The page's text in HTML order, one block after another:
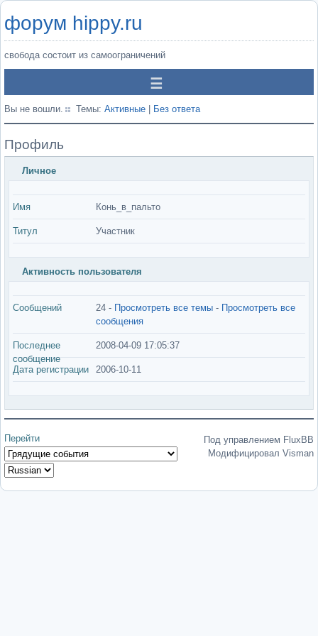
форум hippy.ru
свобода состоит из самоограничений
Вы не вошли. Темы: Активные Без ответа
Профиль
Личное
Имя Конь_в_пальто
Титул Участник
Активность пользователя
Сообщений 24 - Просмотреть все темы - Просмотреть все
сообщения
Последнее
сообщение
2008-04-09 17:05:37
Дата регистрации 2006-10-11
Перейти
Под управлением FluxBB
Модифицировал Visman